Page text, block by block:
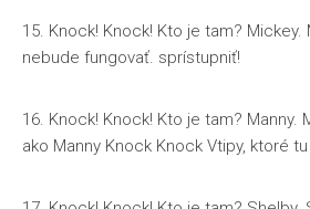
15. Knock! Knock! Kto je tam?
nebude fungovať. sprístupniť!
16. Knock! Knock! Kto je tam? Manny.
ako Manny Knock Knock Vtipy, ktoré